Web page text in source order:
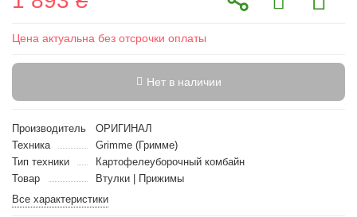
Цена актуальна без отсрочки оплаты
Нет в наличии
Производитель
ОРИГИНАЛ
Техника
Grimme (Гримме)
Тип техники
Картофелеуборочный комбайн
Товар
Втулки | Прижимы
Все характеристики